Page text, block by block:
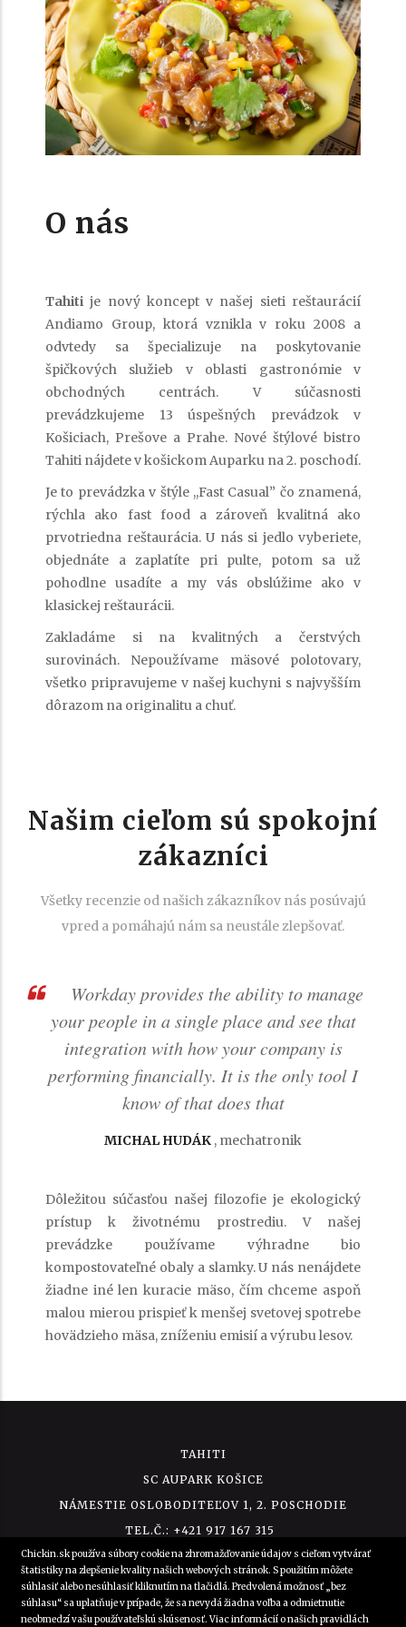
O nás
Tahiti je nový koncept v našej sieti reštaurácií
Andiamo Group, ktorá vznikla v roku 2008 a
odvtedy sa špecializuje na poskytovanie
špičkových služieb v oblasti gastronómie v
obchodných centrách. V súčasnosti
prevádzkujeme 13 úspešných prevádzok v
Košiciach, Prešove a Prahe. Nové štýlové bistro
Tahiti nájdete v košickom Auparku na 2. poschodí.
Je to prevádzka v štýle ,,Fast Casualˮ čo znamená,
rýchla ako fast food a zároveň kvalitná ako
prvotriedna reštaurácia. U nás si jedlo vyberiete,
objednáte a zaplatíte pri pulte, potom sa už
pohodlne usadíte a my vás obslúžime ako v
klasickej reštaurácii.
Zakladáme si na kvalitných a čerstvých
surovinách. Nepoužívame mäsové polotovary,
všetko pripravujeme v našej kuchyni s najvyšším
dôrazom na originalitu a chuť.
Našim cieľom sú spokojní
zákazníci
Všetky recenzie od našich zákazníkov nás posúvajú
vpred a pomáhajú nám sa neustále zlepšovať.
Workday provides the ability to manage
your people in a single place and see that
integration with how your company is
performing financially. It is the only tool I
know of that does that
MICHAL HUDÁK , mechatronik
Dôležitou súčasťou našej filozofie je ekologický
prístup k životnému prostrediu. V našej
prevádzke používame výhradne bio
kompostovateľné obaly a slamky. U nás nenájdete
žiadne iné len kuracie mäso, čím chceme aspoň
malou mierou prispieť k menšej svetovej spotrebe
hovädzieho mäsa, zníženiu emisií a výrubu lesov.
TAHITI
SC AUPARK KOŠICE
NÁMESTIE OSLOBODITEĽOV 1, 2. POSCHODIE
TEL.Č.: +421 917 167 315
Chickin.sk používa súbory cookie na zhromažďovanie údajov s cieľom vytvárať
štatistiky na zlepšenie kvality našich webových stránok. S použitím môžete
súhlasiť alebo nesúhlasiť kliknutím na tlačidlá. Predvolená možnosť „bez
súhlasu“ sa uplatňuje v prípade, že sa nevydá žiadna voľba a odmietnutie
neobmedzí vašu používateľskú skúsenosť. Viac informácií o našich pravidlách